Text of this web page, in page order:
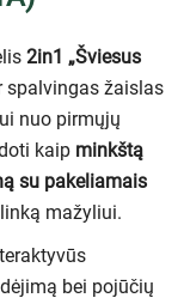
2in1 „Šviesus
žaislas
nuo pirmųjų
kaip minkštą
su pakeliamais
mažyliui.
bei pojūčių